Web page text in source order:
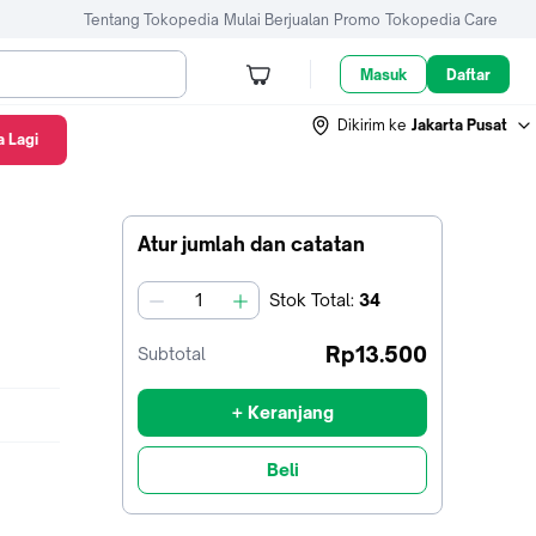
Tentang Tokopedia Mulai Berjualan Promo Tokopedia Care
Masuk Daftar
Dikirim ke Jakarta Pusat
Atur jumlah dan catatan
jumlah Stok Total: 34
Subtotal Rp13.500
+ Keranjang
Beli
Lagi